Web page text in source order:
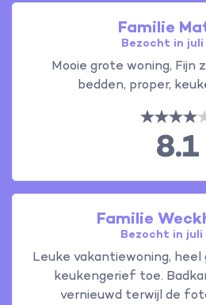
Familie
Bezocht in juli
Mooie grote woning, Fijn
bedden, proper,
8.1
Familie
Bezocht in juli
Leuke vakantiewoning,
keukengerief toe.
vernieuwd terwijl de